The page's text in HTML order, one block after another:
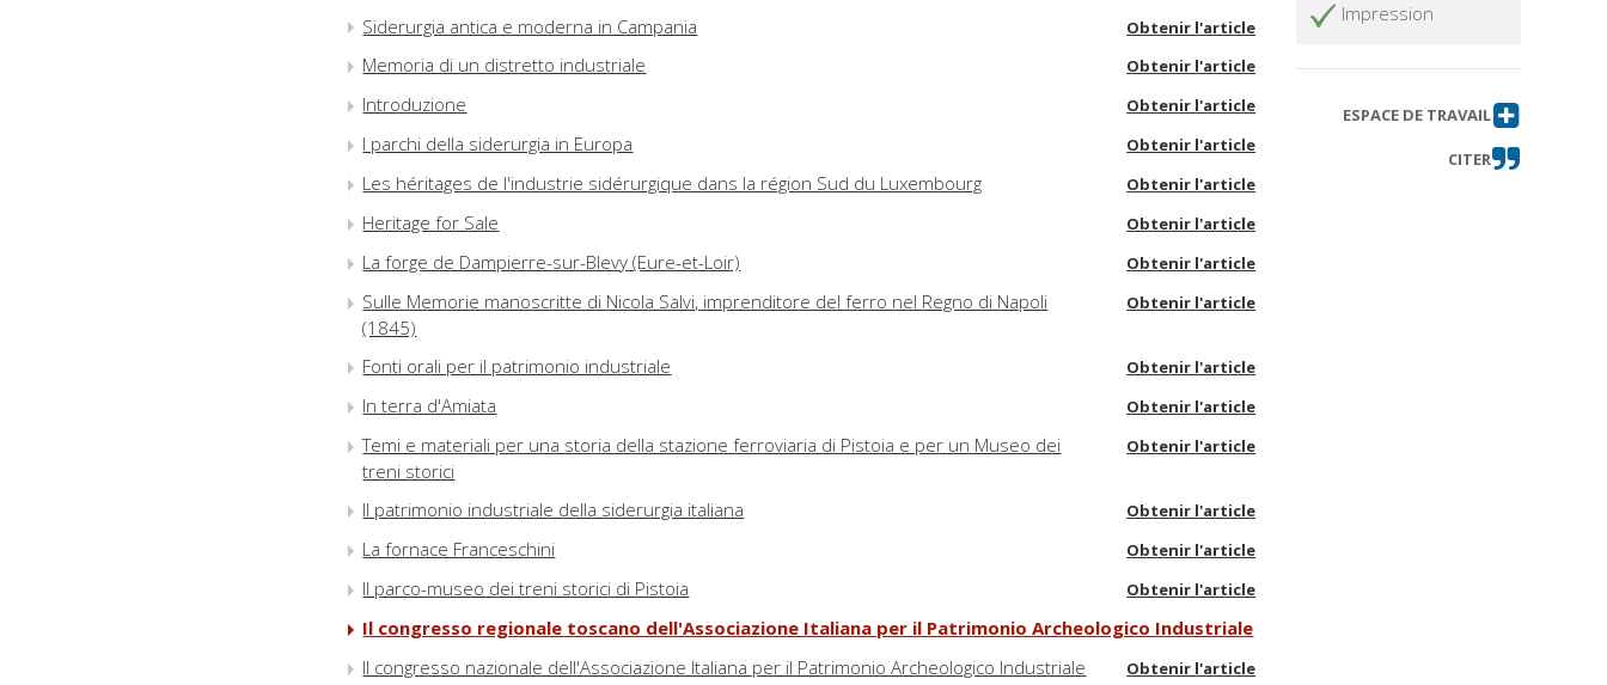
Siderurgia antica e moderna in Campania Obtenir l'article
Memoria di un distretto industriale Obtenir l'article
Introduzione Obtenir l'article
I parchi della siderurgia in Europa Obtenir l'article
Les héritages de l'industrie sidérurgique dans la région Sud du Luxembourg Obtenir l'article
Heritage for Sale Obtenir l'article
La forge de Dampierre-sur-Blevy (Eure-et-Loir) Obtenir l'article
Sulle Memorie manoscritte di Nicola Salvi, imprenditore del ferro nel Regno di Napoli
(1845)
Obtenir l'article
Fonti orali per il patrimonio industriale Obtenir l'article
In terra d'Amiata Obtenir l'article
Temi e materiali per una storia della stazione ferroviaria di Pistoia e per un Museo dei
treni storici
Obtenir l'article
Il patrimonio industriale della siderurgia italiana Obtenir l'article
La fornace Franceschini Obtenir l'article
Il parco-museo dei treni storici di Pistoia Obtenir l'article
Il congresso regionale toscano dell'Associazione Italiana per il Patrimonio Archeologico Industriale
Il congresso nazionale dell'Associazione Italiana per il Patrimonio Archeologico Industriale
Obtenir l'article
Impression
ESPACE DE TRAVAIL
CITER